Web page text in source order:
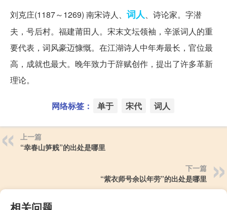
刘克庄(1187～1269) 南宋诗人、 词人、诗论家。字潜
夫，号后村。福建莆田人。宋末文坛领袖，辛派词人的重
要代表，词风豪迈慷慨。在江湖诗人中年寿最长，官位最
高，成就也最大。晚年致力于辞赋创作，提出了许多革新
理论。
网络标签： 单于 宋代 词人
上一篇
“幸春山笋贱”的出处是哪里
下一篇
“紫衣师号余以年劳”的出处是哪里
相关问题